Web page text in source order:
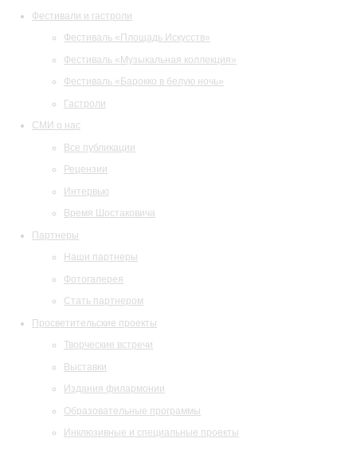
Фестивали и гастроли
Фестиваль «Площадь Искусств»
Фестиваль «Музыкальная коллекция»
Фестиваль «Барокко в белую ночь»
Гастроли
СМИ о нас
Все публикации
Рецензии
Интервью
Время Шостаковича
Партнеры
Наши партнеры
Фотогалерея
Стать партнером
Просветительские проекты
Творческие встречи
Выставки
Издания филармонии
Образовательные программы
Инклюзивные и специальные проекты